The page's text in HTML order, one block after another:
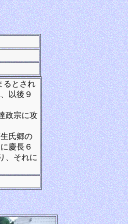
るとされ
以後９
政宗に攻
氏郷の
慶長６
、それに